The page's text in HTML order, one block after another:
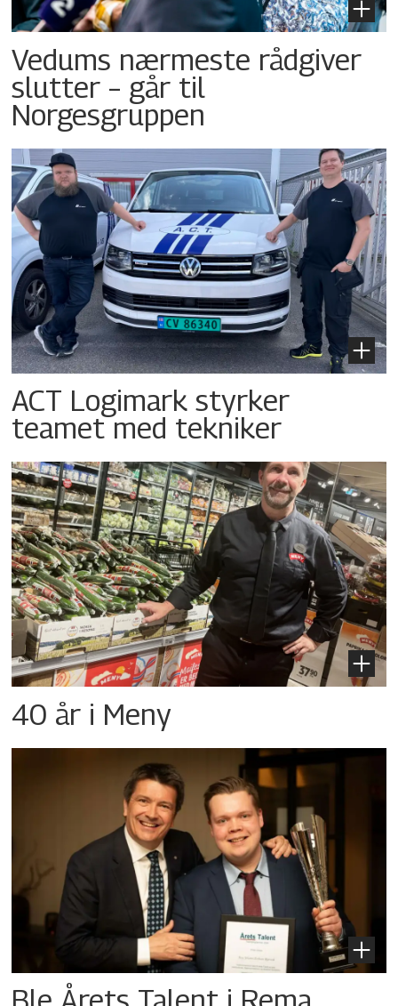
Vedums nærmeste rådgiver
slutter – går til
Norgesgruppen
ACT Logimark styrker
teamet med tekniker
40 år i Meny